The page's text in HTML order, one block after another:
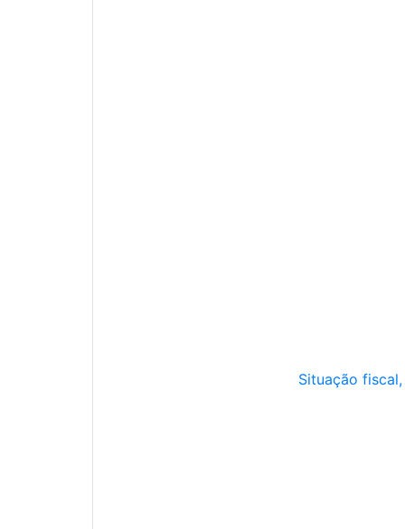
Situação